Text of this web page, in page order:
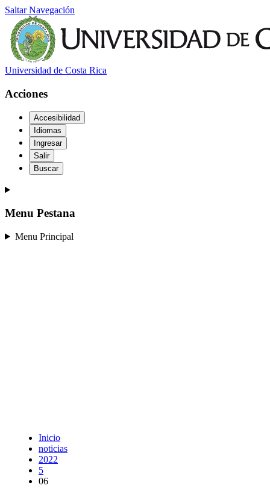
Saltar Navegación
Universidad de Costa Rica
Acciones
Accesibilidad
Idiomas
Ingresar
Salir
Buscar
Menu Pestana
Menu Principal
Inicio
noticias
2022
5
06